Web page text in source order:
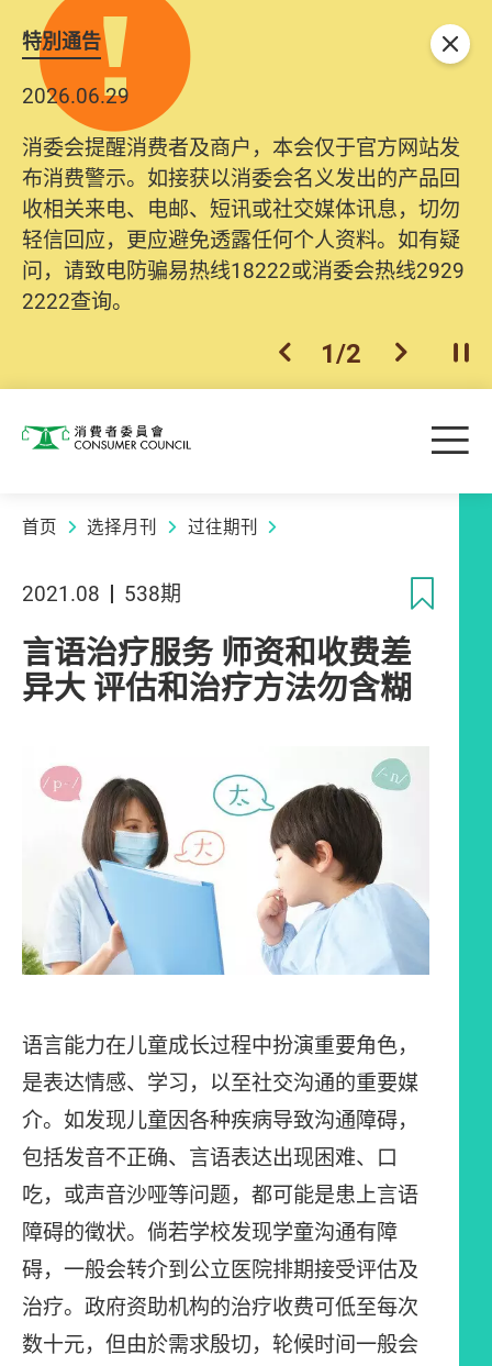
特別通告
2026.06.29
消委会提醒消费者及商户，本会仅于官方网站发
布消费警示。如接获以消委会名义发出的产品回
收相关来电、电邮、短讯或社交媒体讯息，切勿
轻信回应，更应避免透露任何个人资料。如有疑
问，请致电防骗易热线18222或消委会热线2929
2222查询。
上一个
1/2 下一个开
关闭
消费者委员会 目
首页 选择月刊 过往期刊
2021.08 538期
言语治疗服务 师资和收费差
异大 评估和治疗方法勿含糊
语言能力在儿童成长过程中扮演重要角色，
是表达情感、学习，以至社交沟通的重要媒
介。如发现儿童因各种疾病导致沟通障碍，
包括发音不正确、言语表达出现困难、口
吃，或声音沙哑等问题，都可能是患上言语
障碍的徵状。倘若学校发现学童沟通有障
碍，一般会转介到公立医院排期接受评估及
治疗。政府资助机构的治疗收费可低至每次
数十元，但由於需求殷切，轮候时间一般会